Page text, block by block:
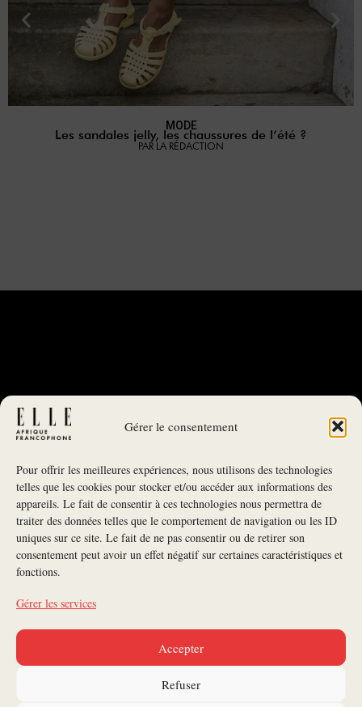
Gérer le consentement
Pour offrir les meilleures expériences, nous utilisons des technologies
telles que les cookies pour stocker et/ou accéder aux informations des
appareils. Le fait de consentir à ces technologies nous permettra de
traiter des données telles que le comportement de navigation ou les ID
uniques sur ce site. Le fait de ne pas consentir ou de retirer son
consentement peut avoir un effet négatif sur certaines caractéristiques et
fonctions.
Gérer les services
Accepter
Refuser
MODE
Les sandales jelly, les chaussures de l’été ?
PAR LA RÉDACTION
NEWSLETTER